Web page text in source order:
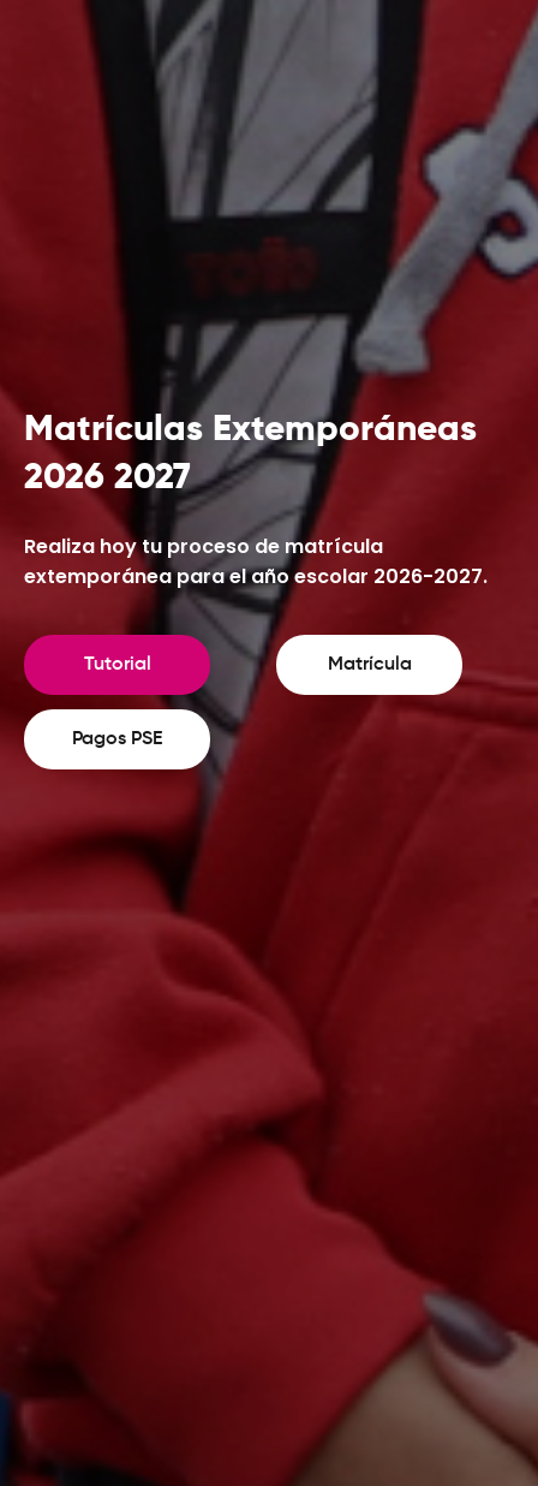
Matrículas Extemporáneas
2026 2027
Realiza hoy tu proceso de matrícula
extemporánea para el año escolar 2026-2027.
Tutorial Matrícula
Pagos PSE